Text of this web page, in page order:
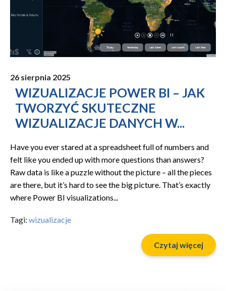
26 sierpnia 2025
WIZUALIZACJE POWER BI – JAK
TWORZYĆ SKUTECZNE
WIZUALIZACJE DANYCH W...
Have you ever stared at a spreadsheet full of numbers and
felt like you ended up with more questions than answers?
Raw data is like a puzzle without the picture – all the pieces
are there, but it’s hard to see the big picture. That’s exactly
where Power BI visualizations...
Tagi: wizualizacje
Czytaj więcej